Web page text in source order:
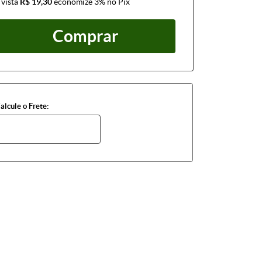
Comprar
o Frete: